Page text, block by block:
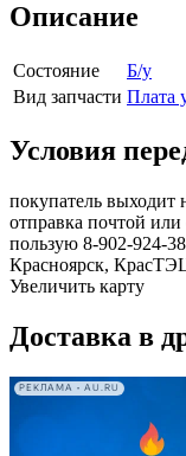
Описание
Состояние
Б/у
Вид запчасти Плата
Условия
покупатель выходит
отправка почтой
пользую 8-902-924-
Красноярск,
Увеличить карту
Доставка в
РЕКЛАМА • AU.RU